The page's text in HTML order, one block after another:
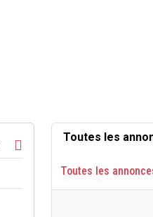
Toutes les
Toutes les